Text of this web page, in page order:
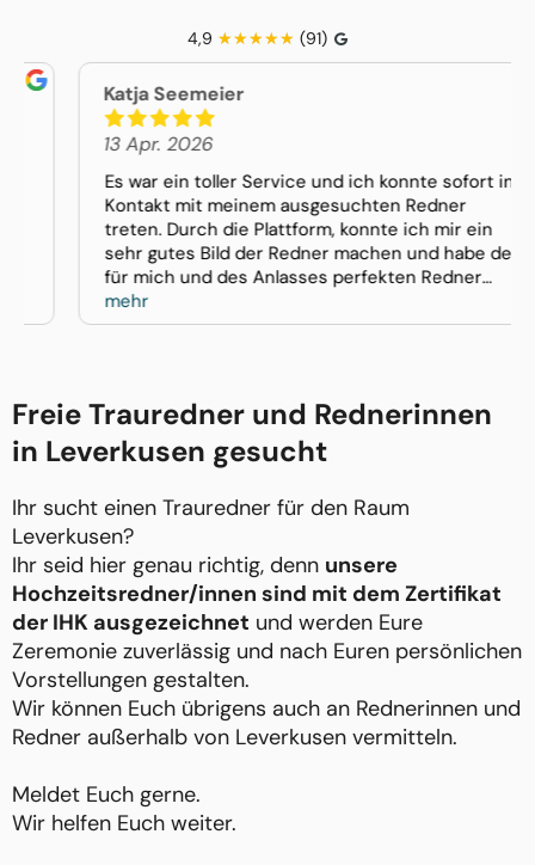
4,9 (91)
Katja Seemeier
13 Apr. 2026
Es war ein toller Service und ich konnte sofort in
Kontakt mit meinem ausgesuchten Redner
treten. Durch die Plattform, konnte ich mir ein
sehr gutes Bild der Redner machen und habe den
für mich und des Anlasses perfekten Redner
gefunden. Vielen herzlichen Dank dafür. Katja
Seemeier
mehr
Freie Trauredner und Rednerinnen
in Leverkusen gesucht
Ihr sucht einen Trauredner für den Raum
Leverkusen?
Ihr seid hier genau richtig, denn unsere
Hochzeitsredner/innen sind mit dem Zertifikat
der IHK ausgezeichnet und werden Eure
Zeremonie zuverlässig und nach Euren persönlichen
Vorstellungen gestalten.
Wir können Euch übrigens auch an Rednerinnen und
Redner außerhalb von Leverkusen vermitteln.
Meldet Euch gerne.
Wir helfen Euch weiter.